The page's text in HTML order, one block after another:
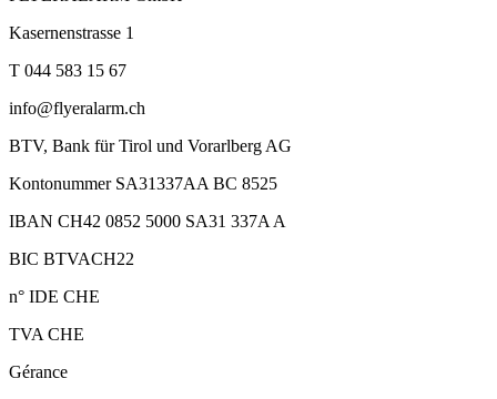
Kasernenstrasse 1
T 044 583 15 67
info@flyeralarm.ch
BTV, Bank für Tirol und Vorarlberg AG
Kontonummer SA31337AA BC 8525
IBAN CH42 0852 5000 SA31 337A A
BIC BTVACH22
n° IDE CHE
TVA CHE
Gérance